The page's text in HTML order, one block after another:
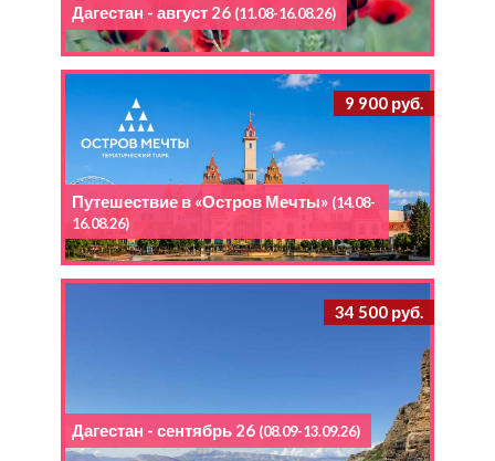
Дагестан - август 26 (11.08-16.08.26)
9 900 руб.
Путешествие в «Остров Мечты» (14.08-
16.08.26)
34 500 руб.
Дагестан - сентябрь 26 (08.09-13.09.26)